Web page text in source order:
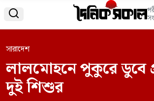

সারাদেশ
লালমোহনে পুকুরে ডুবে
দুই শিশুর